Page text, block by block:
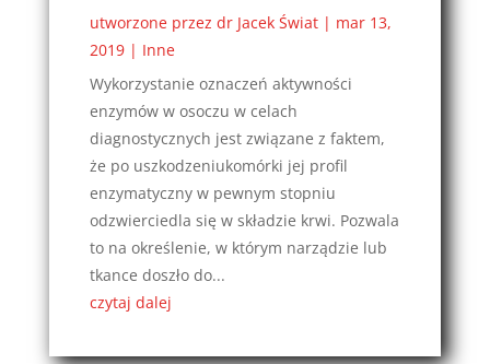
utworzone przez dr Jacek Świat| mar 13,
2019| Inne
Wykorzystanie oznaczeń aktywności
enzymów w osoczu w celach
diagnostycznych jest związane z faktem,
że po uszkodzeniukomórki jej profil
enzymatyczny w pewnym stopniu
odzwierciedla się w składzie krwi. Pozwala
to na określenie, w którym narządzie lub
tkance doszło do...
czytaj dalej